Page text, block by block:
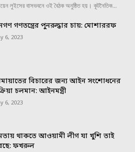
লুইসের বাসভবনে ওই বৈঠক অনুষ্ঠিত হয়। কূটনৈতিক...
গণতন্ত্রের পুনরুদ্ধার চায়: মোশাররফ
6, 2023
বিচারের জন্য আইন সংশোধনের
চলমান: আইনমন্ত্রী
6, 2023
থাকতে আওয়ামী লীগ যা খুশি তাই
ফখরুল